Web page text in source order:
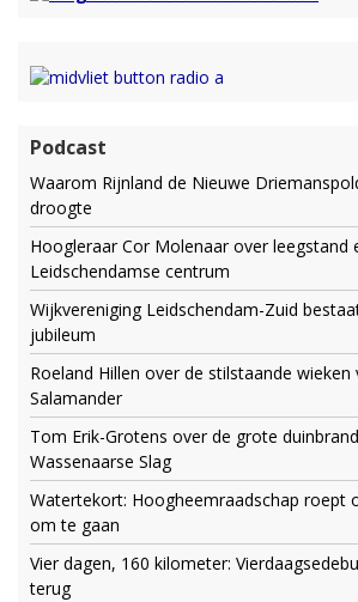
Podcast
Waarom Rijnland de Nieuwe
droogte
Hoogleraar Cor Molenaar over leegstand
Leidschendamse centrum
Wijkvereniging Leidschendam-Zuid
jubileum
Roeland Hillen over de stilstaande wieken
Salamander
Tom Erik-Grotens over de grote
Wassenaarse Slag
Watertekort: Hoogheemraadschap roept
om te gaan
Vier dagen, 160 kilometer:
terug